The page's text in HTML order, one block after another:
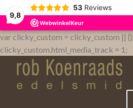
9,8
53 Reviews
var clicky_custom = clicky_custom || {};
clicky_custom.html_media_track = 1;